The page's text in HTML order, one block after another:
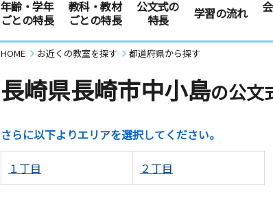
年齢・学年
ごとの特長
教科・教材
ごとの特長
公文式の
特長
学習の流れ
HOME お近くの教室を探す 都道府県から探す
長崎県長崎市中小島の公文
さらに以下よりエリアを選択してください。
１丁目 ２丁目